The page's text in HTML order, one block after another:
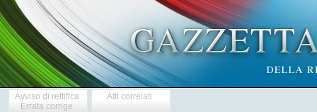
Avviso di rettifica
Errata corrige
Atti correlati